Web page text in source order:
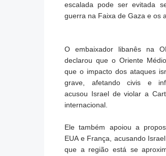
escalada pode ser evitada
guerra na Faixa de Gaza e os
O embaixador libanês na
declarou que o Oriente
que o impacto dos ataques
grave, afetando civis e
acusou Israel de violar a
internacional.
Ele também apoiou a
EUA e França, acusando
que a região está se